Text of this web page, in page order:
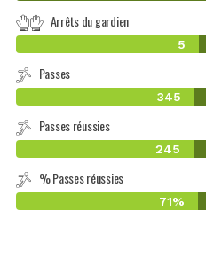
Arrêts du gardien
5
Passes
345
Passes réussies
245
% Passes réussies
71%